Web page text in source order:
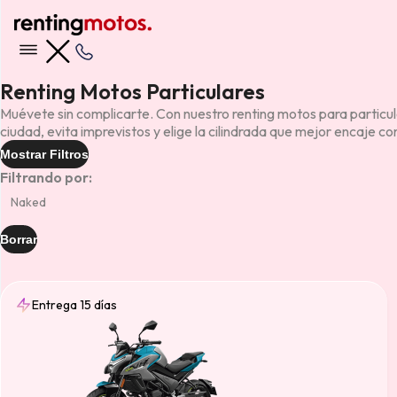
Renting Motos Particulares
Muévete sin complicarte. Con nuestro renting motos para
ciudad, evita imprevistos y elige la cilindrada que mejor encaje
Mostrar Filtros
Filtrando por:
Naked
Borrar
Entrega 15 días